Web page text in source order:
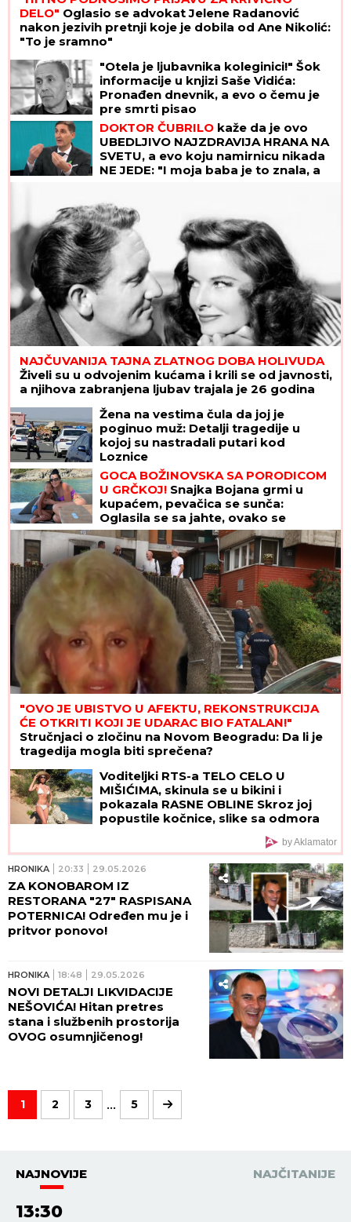
DELO" Oglasio se advokat Jelene Radanović
nakon jezivih pretnji koje je dobila od Ane Nikolić:
"To je sramno"
"Otela je ljubavnika koleginici!" Šok
informacije u knjizi Saše Vidića:
Pronađen dnevnik, a evo o čemu je
pre smrti pisao
DOKTOR ČUBRILO kaže da je ovo
UBEDLJIVO NAJZDRAVIJA HRANA NA
SVETU, a evo koju namirnicu nikada
NE JEDE: "I moja baba je to znala, a
NAJČUVANIJA TAJNA ZLATNOG DOBA HOLIVUDA
Živeli su u odvojenim kućama i krili se od javnosti,
a njihova zabranjena ljubav trajala je 26 godina
Žena na vestima čula da joj je
poginuo muž: Detalji tragedije u
kojoj su nastradali putari kod
Loznice
GOCA BOŽINOVSKA SA PORODICOM
U GRČKOJ! Snajka Bojana grmi u
kupaćem, pevačica se sunča:
Oglasila se sa jahte, ovako se
baškare (FOTO)
"OVO JE UBISTVO U AFEKTU, REKONSTRUKCIJA
ĆE OTKRITI KOJI JE UDARAC BIO FATALAN!"
Stručnjaci o zločinu na Novom Beogradu: Da li je
tragedija mogla biti sprečena?
Voditeljki RTS-a TELO CELO U
MIŠIĆIMA, skinula se u bikini i
pokazala RASNE OBLINE Skroz joj
popustile kočnice, slike sa odmora
by Aklamator
HRONIKA 20:33 29.05.2026
ZA KONOBAROM IZ
RESTORANA "27" RASPISANA
POTERNICA! Određen mu je i
pritvor ponovo!
HRONIKA 18:48 29.05.2026
NOVI DETALJI LIKVIDACIJE
NEŠOVIĆA! Hitan pretres
stana i službenih prostorija
OVOG osumnjičenog!
1 2 3 ... 5
NAJNOVIJE NAJČITANIJE
13:30